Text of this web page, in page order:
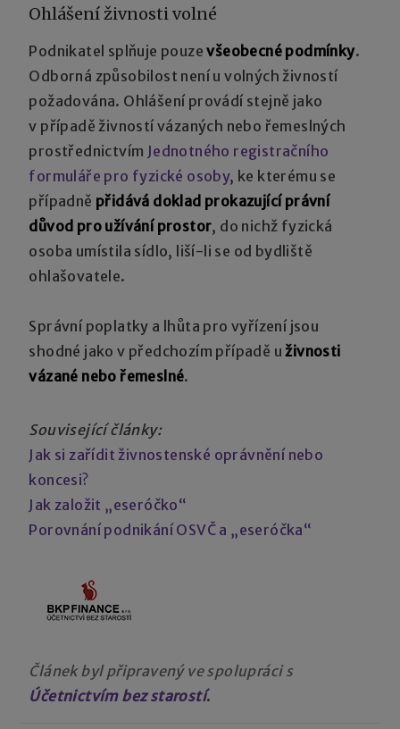
Ohlášení živnosti volné
Podnikatel splňuje pouzevšeobecné podmínky.
Odborná způsobilost není u volných živností
požadována. Ohlášení provádí stejně jako
v případě živností vázaných nebo řemeslných
prostřednictvím Jednotného registračního
formuláře pro fyzické osoby, ke kterému se
případně přidává doklad prokazující právní
důvod pro užívání prostor, do nichž fyzická
osoba umístila sídlo, liší-li se od bydliště
ohlašovatele.
Správní poplatky a lhůta pro vyřízení jsou
shodné jako v předchozím případě uživnosti
vázané nebo řemeslné.
Související články:
Jak si zařídit živnostenské oprávnění nebo
koncesi?
Jak založit „eseróčko“
Porovnání podnikání OSVČ a „eseróčka“
Článek byl připravený ve spolupráci s
Účetnictvím bez starostí.